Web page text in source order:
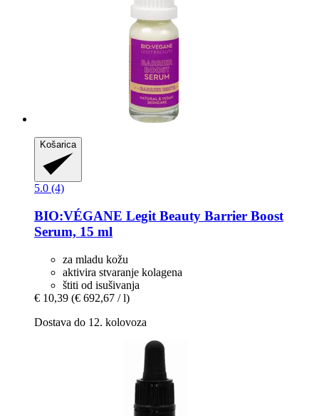
Košarica
5.0 (4)
BIO:VÉGANE Legit Beauty Barrier Boost
Serum, 15 ml
za mladu kožu
aktivira stvaranje kolagena
štiti od isušivanja
€ 10,39 (€ 692,67 / l)
Dostava do 12. kolovoza